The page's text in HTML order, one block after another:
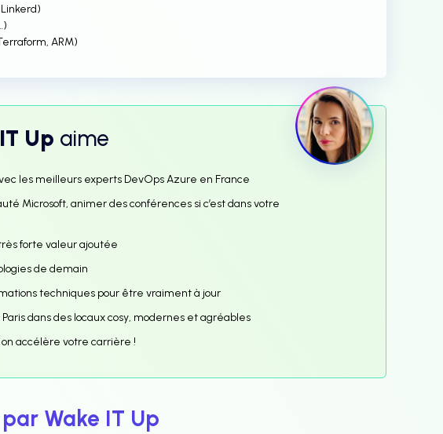
ARM)
Up aime
les meilleurs experts DevOps Azure en France
Microsoft, animer des conférences si c’est dans votre
forte valeur ajoutée
de demain
techniques pour être vraiment à jour
dans des locaux cosy, modernes et agréables
on accélère votre carrière !
par Wake IT Up